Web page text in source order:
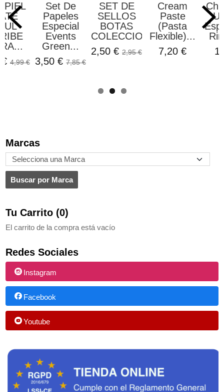
Marcas
Tu Carrito (0)
El carrito de la compra está vacío
Redes Sociales
Instagram
Facebook
Youtube
€
Set De
Papeles
Especial
Events
Green...
3,50 €7,85 €
SET DE
SELLOS
BOTAS
COLECCION...
2,50 €2,95 €
Cream
Paste
(Pasta
Flexible)...
7,20 €
Un Día
Especial
1,20 €